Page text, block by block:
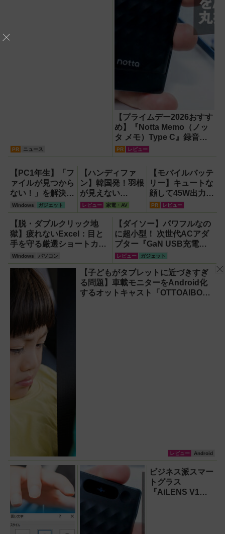
PR ニュース
【プライムデー2026おすす
め】『Notta Memo（ノッ
タ メモ）Type C』録音か
らAI自動文字起こし・翻
スレコーダー！【議事録作
成】
PR レビュー
【PC1年生】「フ
ァイルが見つから
ない！」を解決す
る方法
【OneDrive対
応・2026年最新
版】
Windows ガジェット
【ハンディファ
ン】韓国発！羽根
が見えない
『baramood（パ
ラムード）』4種
使い比べ
レビュー 家電・AV
【モバイルバッテ
リー】キュートな
顔して45W出力＆
4台同時充電の本
格派『RORRY
CharmGo オール
インミニ』でスマ
ホもモバイルファ
ンもノートPCも
安心
PR レビュー
【脱・ダブルクリック地
獄】疲れないExcel：目と
手を守る厳選ショートカッ
ト7選【Windows】
Windows パソコン
【ダイソー】パワフルなの
に超小型！ 次世代ACアダ
プター『GaN USB充電
器』がすごすぎる！
レビュー ガジェット
【子どもがタブレットに近づきすぎ
る問題】車載モニターをAndroid化
するオットキャスト「OTTOAIBOX
レビュー Android
ビジネス派スマー
トグラス
『AiLENS V1』